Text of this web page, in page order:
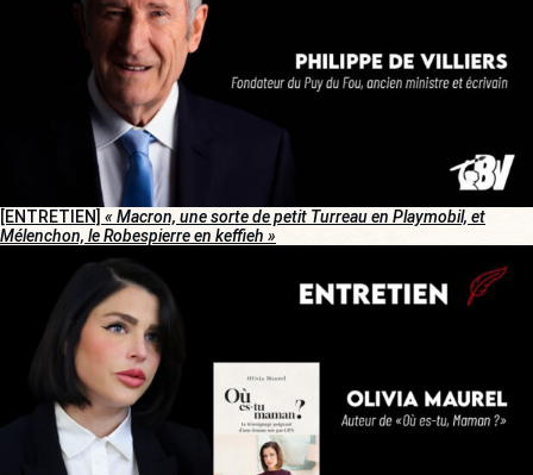
[ENTRETIEN] « Macron, une sorte de petit Turreau en Playmobil, et
Mélenchon, le Robespierre en keffieh »